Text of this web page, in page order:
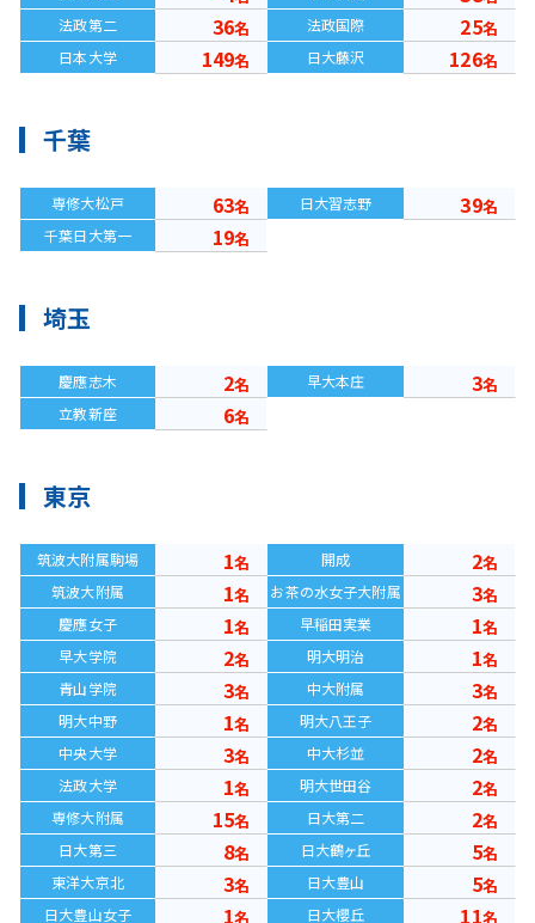
法政第二 36名 法政国際 25名
日本大学 149名 日大藤沢 126名
千葉
専修大松戸 63名 日大習志野 39名
千葉日大第一 19名
埼玉
慶應志木 2名 早大本庄 3名
立教新座 6名
東京
筑波大附属駒場 1名 開成 2名
筑波大附属 1名 お茶の水女子大附属 3名
慶應女子 1名 早稲田実業 1名
早大学院 2名 明大明治 1名
青山学院 3名 中大附属 3名
明大中野 1名 明大八王子 2名
中央大学 3名 中大杉並 2名
法政大学 1名 明大世田谷 2名
専修大附属 15名 日大第二 2名
日大第三 8名 日大鶴ヶ丘 5名
東洋大京北 3名 日大豊山 5名
日大豊山女子 1名 日大櫻丘 11名